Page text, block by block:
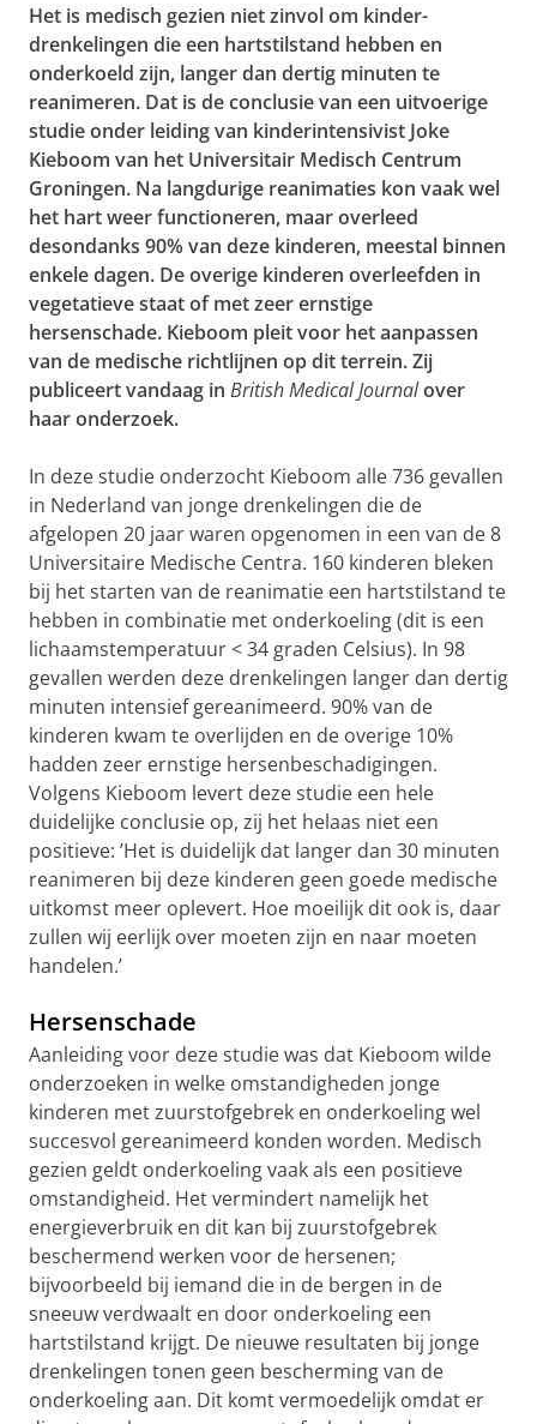
Het is medisch gezien niet zinvol om kinder-
drenkelingen die een hartstilstand hebben en
onderkoeld zijn, langer dan dertig minuten te
reanimeren. Dat is de conclusie van een uitvoerige
studie onder leiding van kinderintensivist Joke
Kieboom van het Universitair Medisch Centrum
Groningen. Na langdurige reanimaties kon vaak wel
het hart weer functioneren, maar overleed
desondanks 90% van deze kinderen, meestal binnen
enkele dagen. De overige kinderen overleefden in
vegetatieve staat of met zeer ernstige
hersenschade. Kieboom pleit voor het aanpassen
van de medische richtlijnen op dit terrein. Zij
publiceert vandaag in British Medical Journalover
haar onderzoek.
In deze studie onderzocht Kieboom alle 736 gevallen
in Nederland van jonge drenkelingen die de
afgelopen 20 jaar waren opgenomen in een van de 8
Universitaire Medische Centra. 160 kinderen bleken
bij het starten van de reanimatie een hartstilstand te
hebben in combinatie met onderkoeling (dit is een
lichaamstemperatuur < 34 graden Celsius). In 98
gevallen werden deze drenkelingen langer dan dertig
minuten intensief gereanimeerd. 90% van de
kinderen kwam te overlijden en de overige 10%
hadden zeer ernstige hersenbeschadigingen.
Volgens Kieboom levert deze studie een hele
duidelijke conclusie op, zij het helaas niet een
positieve: ’Het is duidelijk dat langer dan 30 minuten
reanimeren bij deze kinderen geen goede medische
uitkomst meer oplevert. Hoe moeilijk dit ook is, daar
zullen wij eerlijk over moeten zijn en naar moeten
handelen.’
Hersenschade
Aanleiding voor deze studie was dat Kieboom wilde
onderzoeken in welke omstandigheden jonge
kinderen met zuurstofgebrek en onderkoeling wel
succesvol gereanimeerd konden worden. Medisch
gezien geldt onderkoeling vaak als een positieve
omstandigheid. Het vermindert namelijk het
energieverbruik en dit kan bij zuurstofgebrek
beschermend werken voor de hersenen;
bijvoorbeeld bij iemand die in de bergen in de
sneeuw verdwaalt en door onderkoeling een
hartstilstand krijgt. De nieuwe resultaten bij jonge
drenkelingen tonen geen bescherming van de
onderkoeling aan. Dit komt vermoedelijk omdat er